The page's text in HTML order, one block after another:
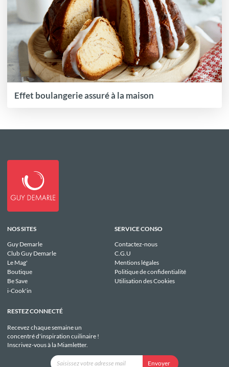
Effet boulangerie assuré à la maison
NOS SITES
Guy Demarle
Club Guy Demarle
Le Mag'
Boutique
Be Save
i-Cook'in
SERVICE CONSO
Contactez-nous
C.G.U
Mentions légales
Politique de confidentialité
Utilisation des Cookies
RESTEZ CONNECTÉ
Recevez chaque semaine un
concentré d'inspiration cuilinaire !
Inscrivez-vous à la Miamletter.